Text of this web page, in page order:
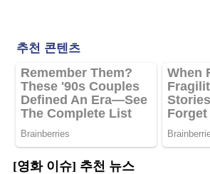
[영화 이슈] 추천 뉴스